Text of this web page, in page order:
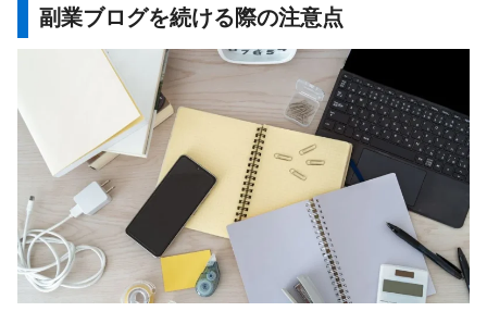
副業ブログを続ける際の注意点